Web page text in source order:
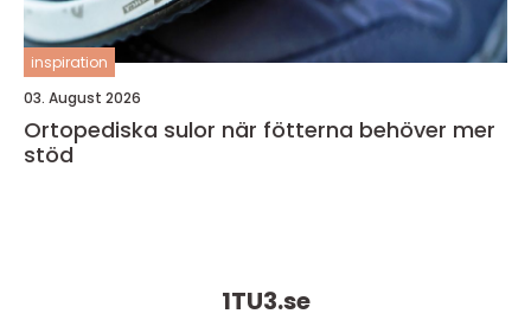
inspiration
03. August 2026
Ortopediska sulor när fötterna behöver mer
stöd
1TU3.se